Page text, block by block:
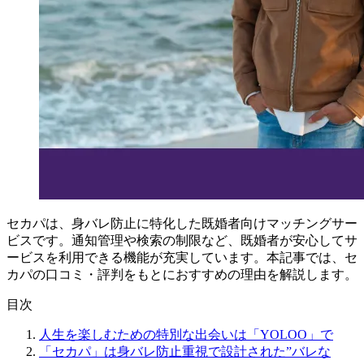
セカパは、身バレ防止に特化した既婚者向けマッチングサー
ビスです。通知管理や検索の制限など、既婚者が安心してサ
ービスを利用できる機能が充実しています。本記事では、セ
カパの口コミ・評判をもとにおすすめの理由を解説します。
目次
人生を楽しむための特別な出会いは「YOLOO」で
「セカパ」は身バレ防止重視で設計された”バレな